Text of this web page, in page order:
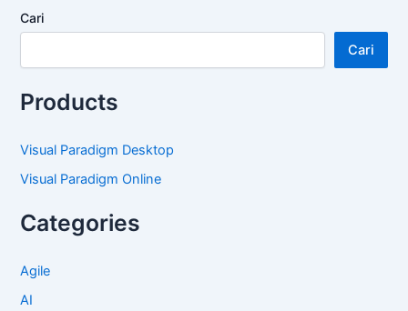
Cari
Cari
Products
Visual Paradigm Desktop
Visual Paradigm Online
Categories
Agile
AI